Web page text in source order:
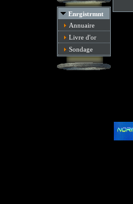
Enrgistrmnt
Annuaire
Livre d'or
Sondage